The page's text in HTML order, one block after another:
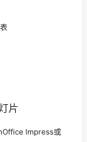
片
Impress或